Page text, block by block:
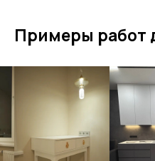
Примеры работ